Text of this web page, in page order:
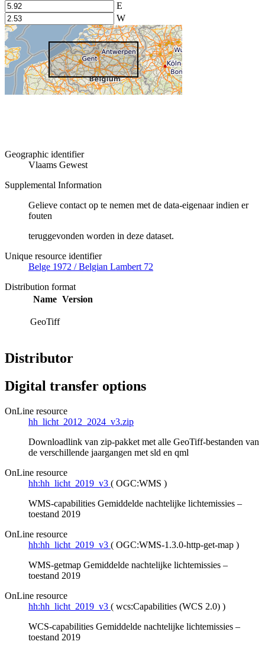
E
W
Geographic identifier
Vlaams Gewest
Supplemental Information
Gelieve contact op te nemen met de data-eigenaar indien er
fouten
teruggevonden worden in deze dataset.
Unique resource identifier
Belge 1972 / Belgian Lambert 72
Distribution format
Name Version
GeoTiff
Distributor
Digital transfer options
OnLine resource
hh_licht_2012_2024_v3.zip
Downloadlink van zip-pakket met alle GeoTiff-bestanden van
de verschillende jaargangen met sld en qml
OnLine resource
hh:hh_licht_2019_v3 ( OGC:WMS )
WMS-capabilities Gemiddelde nachtelijke lichtemissies –
toestand 2019
OnLine resource
hh:hh_licht_2019_v3 ( OGC:WMS-1.3.0-http-get-map )
WMS-getmap Gemiddelde nachtelijke lichtemissies –
toestand 2019
OnLine resource
hh:hh_licht_2019_v3 ( wcs:Capabilities (WCS 2.0) )
WCS-capabilities Gemiddelde nachtelijke lichtemissies –
toestand 2019